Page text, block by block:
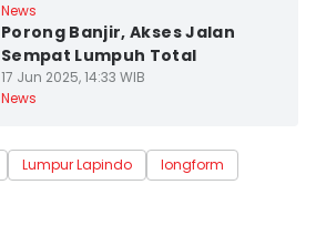
News
Porong Banjir, Akses Jalan
Sempat Lumpuh Total
17 Jun 2025, 14:33 WIB
News
Lumpur Lapindo longform